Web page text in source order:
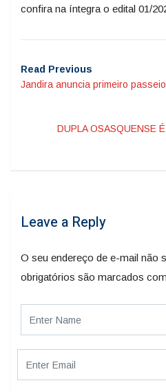
confira na íntegra o edital 01/
Read Previous
Jandira anuncia primeiro
DUPLA OSASQUENSE
Leave a Reply
O seu endereço de e-mail não
obrigatórios são marcados com